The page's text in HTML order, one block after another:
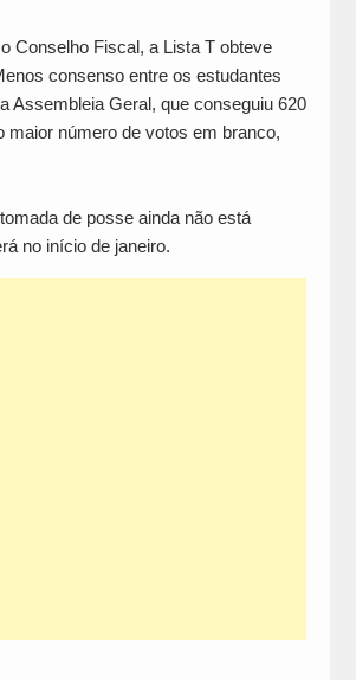
Conselho Fiscal, a Lista T obteve
consenso entre os estudantes
Assembleia Geral, que conseguiu 620
maior número de votos em branco,
de posse ainda não está
no início de janeiro.